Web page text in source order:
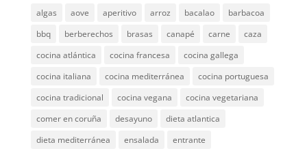
algas aove aperitivo arroz bacalao
barbacoa
bbq
berberechos brasas canapé carne
caza
cocina atlántica
cocina francesa
cocina gallega
cocina italiana
cocina mediterránea
cocina portuguesa
cocina tradicional
cocina vegana
cocina vegetariana
comer en coruña
desayuno
dieta atlantica
dieta mediterránea
ensalada
entrante